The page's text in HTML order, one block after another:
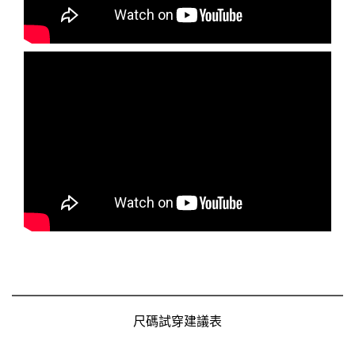
尺碼試穿建議表